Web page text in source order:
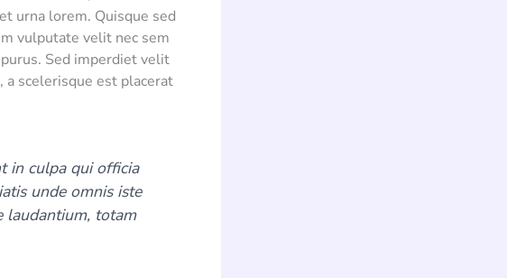
urna lorem. Quisque sed
vulputate velit nec sem
Sed imperdiet velit
scelerisque est placerat
in culpa qui officia
unde omnis iste
laudantium, totam